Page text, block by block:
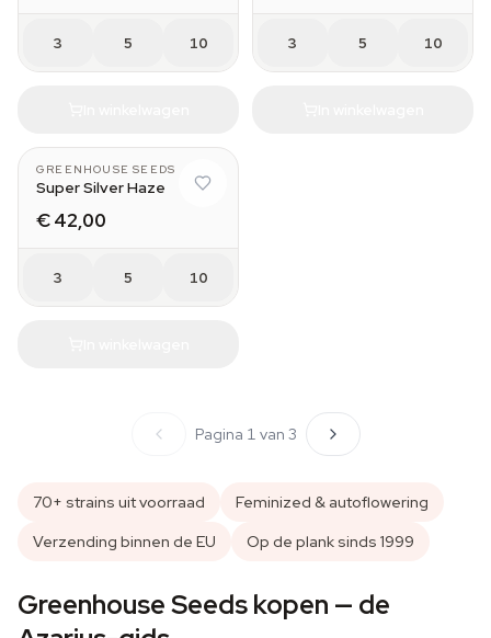
3 5 10 3 5 10
GREENHOUSE SEEDS
Super Silver Haze
€ 42,00
3 5 10
Pagina 1 van 3
70+ strains uit voorraad
Feminized & autoflowering
Verzending binnen de EU
Op de plank sinds 1999
Greenhouse Seeds kopen — de